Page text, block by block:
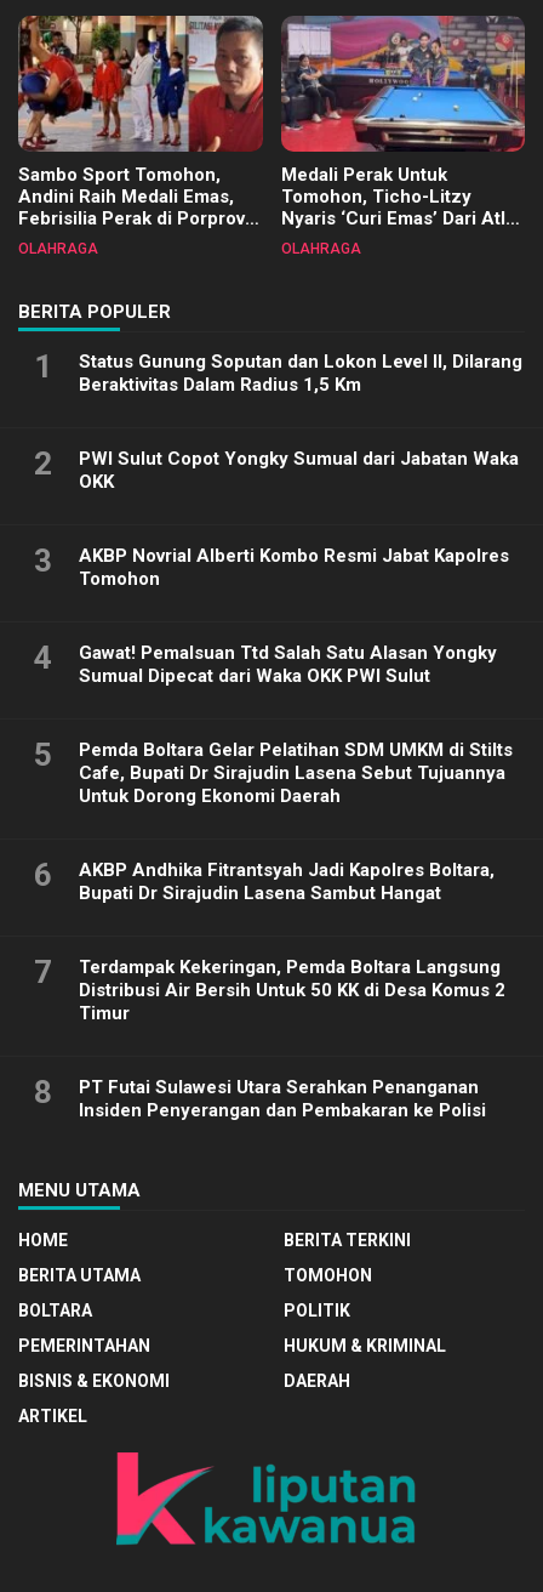
Sambo Sport Tomohon,
Andini Raih Medali Emas,
Febrisilia Perak di Porprov
Sulut 2025
OLAHRAGA
Medali Perak Untuk
Tomohon, Ticho-Litzy
Nyaris ‘Curi Emas’ Dari Atlet
Biliar PON di Porprov Sulut
OLAHRAGA
BERITA POPULER
1
Status Gunung Soputan dan Lokon Level II, Dilarang
Beraktivitas Dalam Radius 1,5 Km
2
PWI Sulut Copot Yongky Sumual dari Jabatan Waka
OKK
3
AKBP Novrial Alberti Kombo Resmi Jabat Kapolres
Tomohon
4
Gawat! Pemalsuan Ttd Salah Satu Alasan Yongky
Sumual Dipecat dari Waka OKK PWI Sulut
5
Pemda Boltara Gelar Pelatihan SDM UMKM di Stilts
Cafe, Bupati Dr Sirajudin Lasena Sebut Tujuannya
Untuk Dorong Ekonomi Daerah
6
AKBP Andhika Fitrantsyah Jadi Kapolres Boltara,
Bupati Dr Sirajudin Lasena Sambut Hangat
7
Terdampak Kekeringan, Pemda Boltara Langsung
Distribusi Air Bersih Untuk 50 KK di Desa Komus 2
Timur
8
PT Futai Sulawesi Utara Serahkan Penanganan
Insiden Penyerangan dan Pembakaran ke Polisi
MENU UTAMA
HOME
BERITA TERKINI
BERITA UTAMA
TOMOHON
BOLTARA
POLITIK
PEMERINTAHAN
HUKUM & KRIMINAL
BISNIS & EKONOMI
DAERAH
ARTIKEL